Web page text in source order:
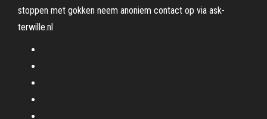
stoppen met gokken neem anoniem contact op via ask-
terwille.nl